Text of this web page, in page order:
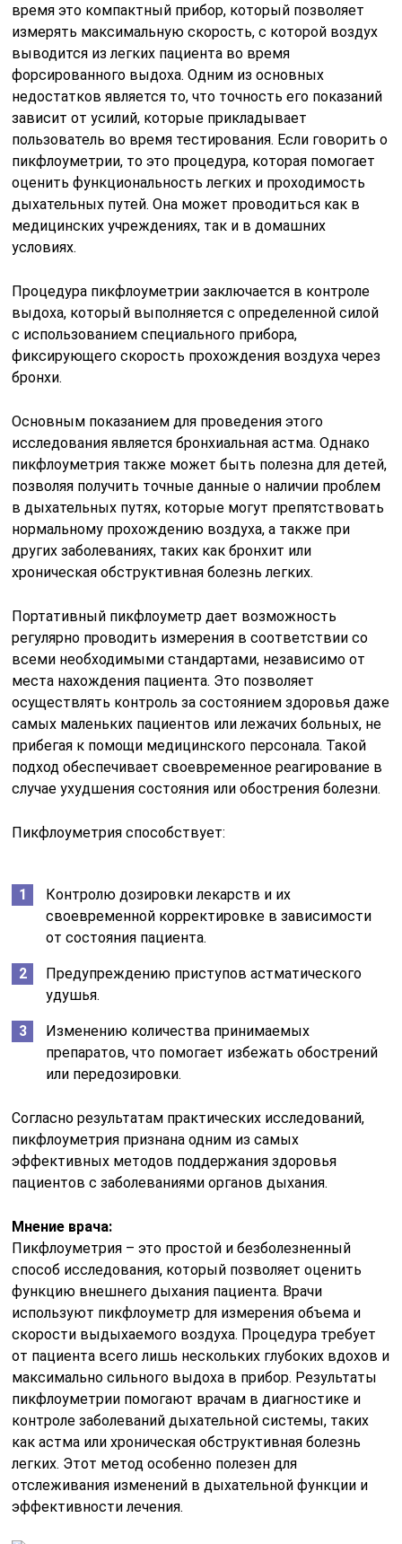
время это компактный прибор, который позволяет
измерять максимальную скорость, с которой воздух
выводится из легких пациента во время
форсированного выдоха. Одним из основных
недостатков является то, что точность его показаний
зависит от усилий, которые прикладывает
пользователь во время тестирования. Если говорить о
пикфлоуметрии, то это процедура, которая помогает
оценить функциональность легких и проходимость
дыхательных путей. Она может проводиться как в
медицинских учреждениях, так и в домашних
условиях.
Процедура пикфлоуметрии заключается в контроле
выдоха, который выполняется с определенной силой
с использованием специального прибора,
фиксирующего скорость прохождения воздуха через
бронхи.
Основным показанием для проведения этого
исследования является бронхиальная астма. Однако
пикфлоуметрия также может быть полезна для детей,
позволяя получить точные данные о наличии проблем
в дыхательных путях, которые могут препятствовать
нормальному прохождению воздуха, а также при
других заболеваниях, таких как бронхит или
хроническая обструктивная болезнь легких.
Портативный пикфлоуметр дает возможность
регулярно проводить измерения в соответствии со
всеми необходимыми стандартами, независимо от
места нахождения пациента. Это позволяет
осуществлять контроль за состоянием здоровья даже
самых маленьких пациентов или лежачих больных, не
прибегая к помощи медицинского персонала. Такой
подход обеспечивает своевременное реагирование в
случае ухудшения состояния или обострения болезни.
Пикфлоуметрия способствует:
Контролю дозировки лекарств и их
своевременной корректировке в зависимости
от состояния пациента.
Предупреждению приступов астматического
удушья.
Изменению количества принимаемых
препаратов, что помогает избежать обострений
или передозировки.
Согласно результатам практических исследований,
пикфлоуметрия признана одним из самых
эффективных методов поддержания здоровья
пациентов с заболеваниями органов дыхания.
Мнение врача:
Пикфлоуметрия – это простой и безболезненный
способ исследования, который позволяет оценить
функцию внешнего дыхания пациента. Врачи
используют пикфлоуметр для измерения объема и
скорости выдыхаемого воздуха. Процедура требует
от пациента всего лишь нескольких глубоких вдохов и
максимально сильного выдоха в прибор. Результаты
пикфлоуметрии помогают врачам в диагностике и
контроле заболеваний дыхательной системы, таких
как астма или хроническая обструктивная болезнь
легких. Этот метод особенно полезен для
отслеживания изменений в дыхательной функции и
эффективности лечения.